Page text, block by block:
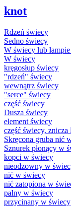
knot
Rdzeń świecy
Sedno świecy
W świecy lub
W świecy
kręgosłup świecy
"rdzeń" świecy
wewnątrz świecy
"serce" świecy
część świecy
Dusza świecy
element świecy
część świecy, znicza
Skręcona gruba nić
Sznurek płonący w
kopci w świecy
nieodzowny w
nić w świecy
nić zatopiona w
palny w świecy
przycinany w świecy